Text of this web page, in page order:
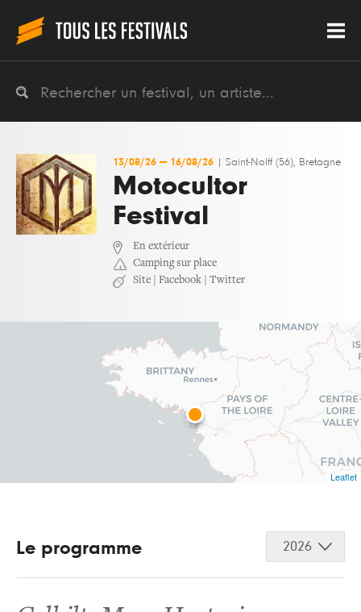
13/08/26 — 16/08/26 Saint-Nolff (56), Bretagne
Motocultor
Festival
En extérieur
Camping sur place
Site
Facebook Twitter
Leaflet
Le programme 2026